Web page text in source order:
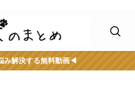
み解決する無料動画◀︎